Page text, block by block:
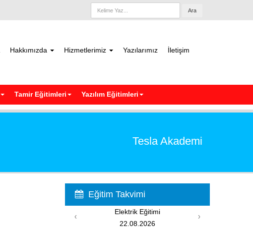
Ara
Hakkımızda Hizmetlerimiz Yazılarımız İletişim
Tamir Eğitimleri Yazılım Eğitimleri
Tesla Akademi
Eğitim Takvimi
PIC Programlama Eğitimi
15.08.2026
‹ ›